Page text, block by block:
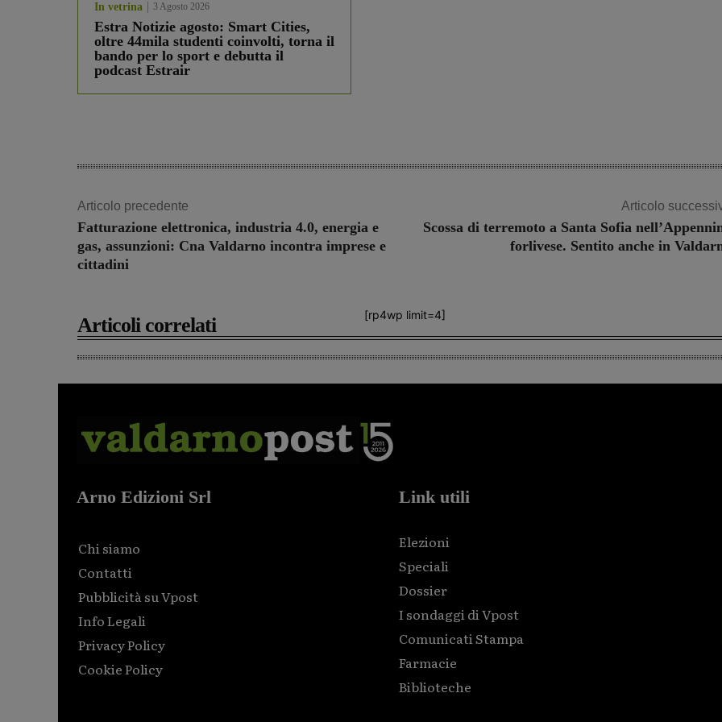
In vetrina 3 Agosto 2026
Estra Notizie agosto: Smart Cities,
oltre 44mila studenti coinvolti, torna il
bando per lo sport e debutta il
podcast Estrair
Articolo precedente
Fatturazione elettronica, industria 4.0, energia e
gas, assunzioni: Cna Valdarno incontra imprese e
cittadini
Articolo
Scossa di terremoto a Santa Sofia
forlivese. Sentito anche in
[rp4wp limit=4]
Articoli correlati
Arno Edizioni Srl
Chi siamo
Contatti
Pubblicità su Vpost
Info Legali
Privacy Policy
Cookie Policy
Link utili
Elezioni
Speciali
Dossier
I sondaggi di Vpost
Comunicati Stampa
Farmacie
Biblioteche